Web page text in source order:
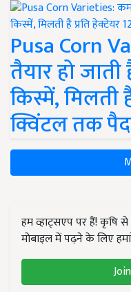
Pusa Corn
तैयार हो
किस्में, मिलती
क्विंटल तक
हम व्हाट्सएप पर हैं! कृषि
मोबाइल में पढ़ने के लिए